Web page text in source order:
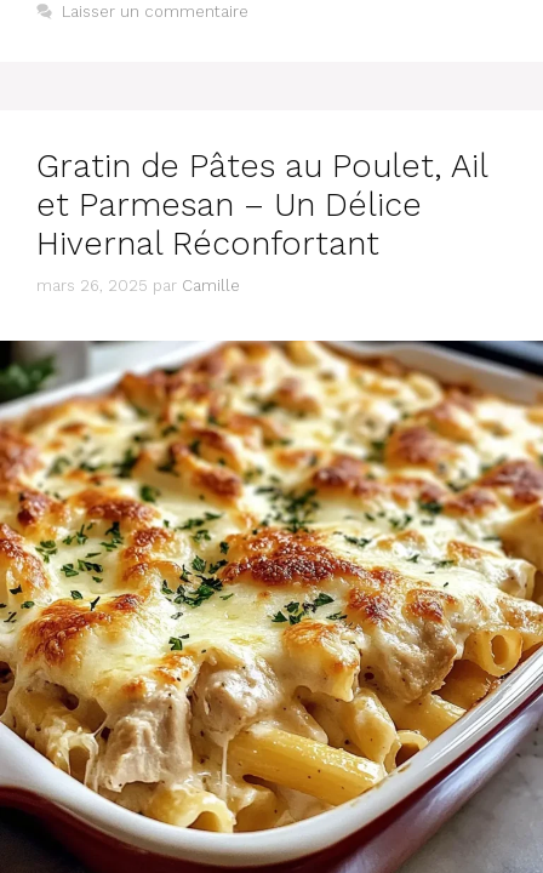
Laisser un commentaire
Gratin de Pâtes au Poulet, Ail
et Parmesan – Un Délice
Hivernal Réconfortant
mars 26, 2025 par Camille